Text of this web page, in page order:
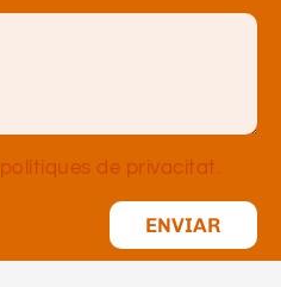
polítiques de privacitat.
ENVIAR